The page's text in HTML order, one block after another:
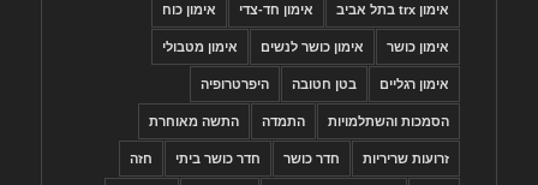
אימון trx בתל אביב אימון חד-צדי אימון כוח
אימון כושר אימון כושר לנשים אימון מטבולי
אימון רגליים בטן חטובה היפרטרופיה
הסמכות והשתלמויות התמדה התשה מאוחרת
זרועות שריריות חדר כושר חדר כושר ביתי חזה